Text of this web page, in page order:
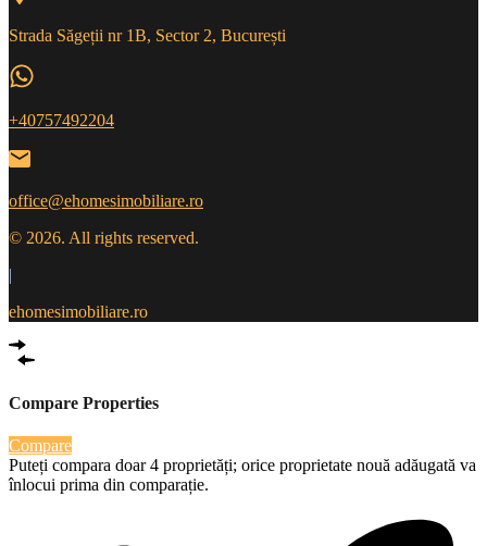
Strada Săgeții nr 1B, Sector 2, București
+40757492204
office@ehomesimobiliare.ro
© 2026. All rights reserved.
|
ehomesimobiliare.ro
Compare Properties
Compare
Puteți compara doar 4 proprietăți; orice proprietate nouă adăugată va
înlocui prima din comparație.